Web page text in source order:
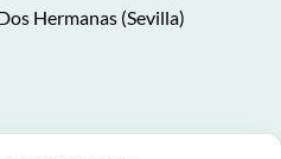
Hermanas (Sevilla)